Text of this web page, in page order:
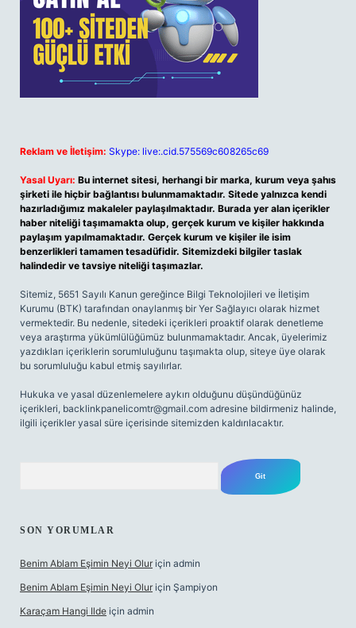
Reklam ve İletişim: Skype: live:.cid.575569c608265c69
Yasal Uyarı: Bu internet sitesi, herhangi bir marka, kurum veya şahıs
şirketi ile hiçbir bağlantısı bulunmamaktadır. Sitede yalnızca kendi
hazırladığımız makaleler paylaşılmaktadır. Burada yer alan içerikler
haber niteliği taşımamakta olup, gerçek kurum ve kişiler hakkında
paylaşım yapılmamaktadır. Gerçek kurum ve kişiler ile isim
benzerlikleri tamamen tesadüfidir. Sitemizdeki bilgiler taslak
halindedir ve tavsiye niteliği taşımazlar.
Sitemiz, 5651 Sayılı Kanun gereğince Bilgi Teknolojileri ve İletişim
Kurumu (BTK) tarafından onaylanmış bir Yer Sağlayıcı olarak hizmet
vermektedir. Bu nedenle, sitedeki içerikleri proaktif olarak denetleme
veya araştırma yükümlülüğümüz bulunmamaktadır. Ancak, üyelerimiz
yazdıkları içeriklerin sorumluluğunu taşımakta olup, siteye üye olarak
bu sorumluluğu kabul etmiş sayılırlar.
Hukuka ve yasal düzenlemelere aykırı olduğunu düşündüğünüz
içerikleri, backlinkpanelicomtr@gmail.com adresine bildirmeniz halinde,
ilgili içerikler yasal süre içerisinde sitemizden kaldırılacaktır.
SON YORUMLAR
Benim Ablam Eşimin Neyi Olur için admin
Benim Ablam Eşimin Neyi Olur için Şampiyon
Karaçam Hangi Ilde için admin